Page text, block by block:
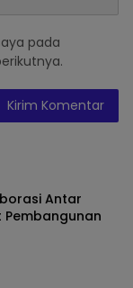
pada
Antar
Pembangunan